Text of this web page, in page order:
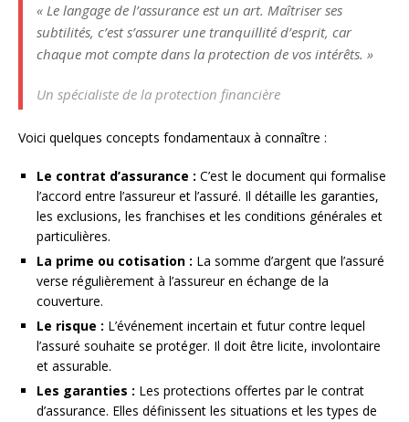
« Le langage de l’assurance est un art. Maîtriser ses
subtilités, c’est s’assurer une tranquillité d’esprit, car
chaque mot compte dans la protection de vos intérêts. »
Un spécialiste de la protection financière
Voici quelques concepts fondamentaux à connaître :
Le contrat d’assurance : C’est le document qui formalise
l’accord entre l’assureur et l’assuré. Il détaille les garanties,
les exclusions, les franchises et les conditions générales et
particulières.
La prime ou cotisation : La somme d’argent que l’assuré
verse régulièrement à l’assureur en échange de la
couverture.
Le risque : L’événement incertain et futur contre lequel
l’assuré souhaite se protéger. Il doit être licite, involontaire
et assurable.
Les garanties : Les protections offertes par le contrat
d’assurance. Elles définissent les situations et les types de